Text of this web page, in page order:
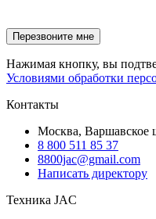
Нажимая кнопку, вы
Условиями обработки
Контакты
Москва, Варшавское
8 800 511 85 37
8800jac@gmail.com
Написать директору
Техника JAC